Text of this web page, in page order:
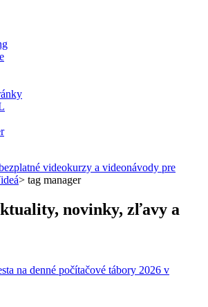
videokurzy a videonávody pre
> tag manager
novinky, zľavy a